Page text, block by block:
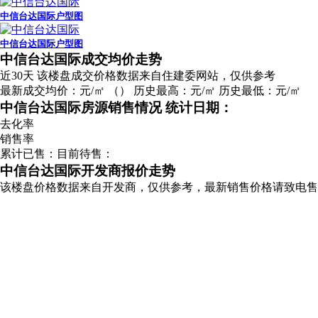
中信台达国际户型图
中信台达国际户型图
广告
中信台达国际成交均价走势
近30天 该楼盘成交价格数据来自住建委网站，仅供参考
最新成交均价： 元/㎡ （ ） 历史最高： 元/㎡ 历史最低： 元/㎡
中信台达国际房源销售情况统计日期：
去化率
销售率
累计已售： 目前待售：
中信台达国际开发商报价走势
该楼盘价格数据来自开发商，仅供参考，最新销售价格请致电